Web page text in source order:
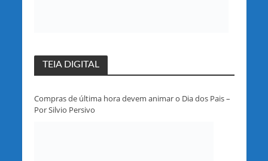
TEIA DIGITAL
Compras de última hora devem animar o Dia dos Pais –
Por Silvio Persivo